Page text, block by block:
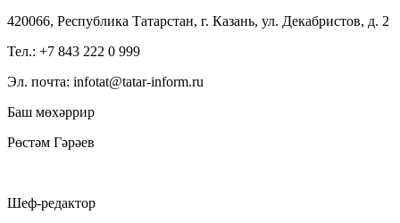
420066, Республика Татарстан, г. Казань, ул. Декабристов, д. 2
Тел.: +7 843 222 0 999
Эл. почта: infotat@tatar-inform.ru
Баш мөхәррир
Рөстәм Гәрәев
Шеф-редактор